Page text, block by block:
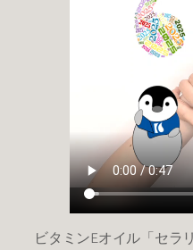
ビタミンEオイル「セラ